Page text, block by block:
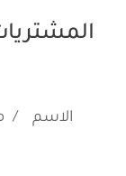
الاسم /